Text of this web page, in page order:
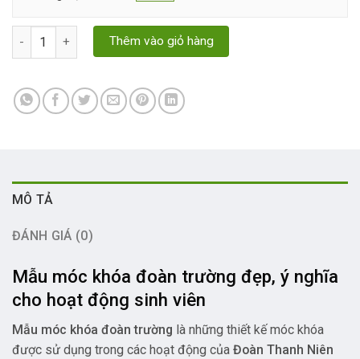
Mẫu móc khóa đoàn trường số lượng
Thêm vào giỏ hàng
MÔ TẢ
ĐÁNH GIÁ (0)
Mẫu móc khóa đoàn trường đẹp, ý nghĩa
cho hoạt động sinh viên
Mẫu móc khóa đoàn trường là những thiết kế móc khóa
được sử dụng trong các hoạt động của Đoàn Thanh Niên